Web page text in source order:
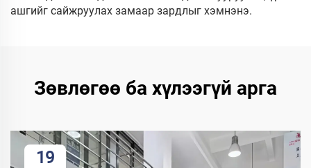
ашгийг сайжруулах замаар зардлыг хэмнэнэ.
Зөвлөгөө ба хүлээгүй арга
19